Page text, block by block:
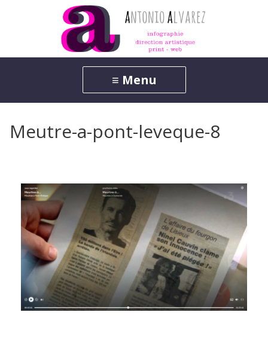
Meutre-a-pont-leveque-8